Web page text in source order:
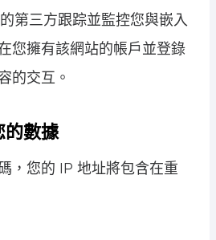
第三方跟踪並監控您與嵌入
您擁有該網站的帳戶並登錄
的交互。
的數據
，您的 IP 地址將包含在重